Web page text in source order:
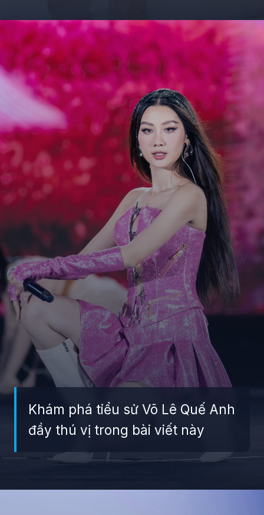
Đang mở https://giaydabonghana.com/hoa-hau-que-anh
Khám phá tiểu sử Võ Lê Quế Anh
đầy thú vị trong bài viết này